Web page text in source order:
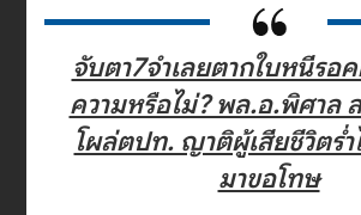
จับตา7จำเลยตากใบหนีรอ
ความหรือไม่? พล.อ.พิศาล
โผล่ตปท. ญาติผู้เสียชีวิตร่ำ
มาขอโทษ